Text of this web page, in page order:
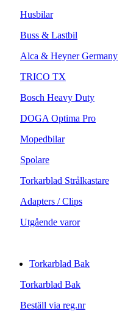
Husbilar
Buss & Lastbil
Alca & Heyner Germany
TRICO TX
Bosch Heavy Duty
DOGA Optima Pro
Mopedbilar
Spolare
Torkarblad Strålkastare
Adapters / Clips
Utgående varor
Torkarblad Bak
Torkarblad Bak
Beställ via reg.nr